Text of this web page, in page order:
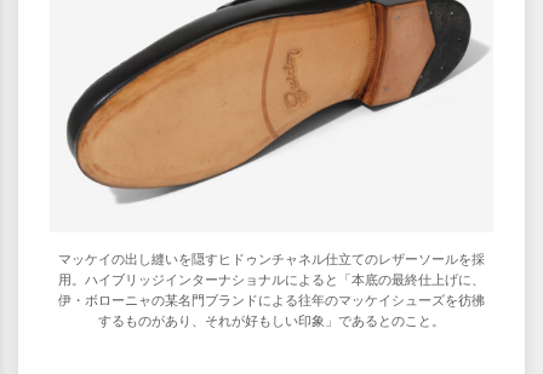
マッケイの出し縫いを隠すヒドゥンチャネル仕立てのレザーソールを採
用。ハイブリッジインターナショナルによると「本底の最終仕上げに、
伊・ボローニャの某名門ブランドによる往年のマッケイシューズを彷彿
するものがあり、それが好もしい印象」であるとのこと。